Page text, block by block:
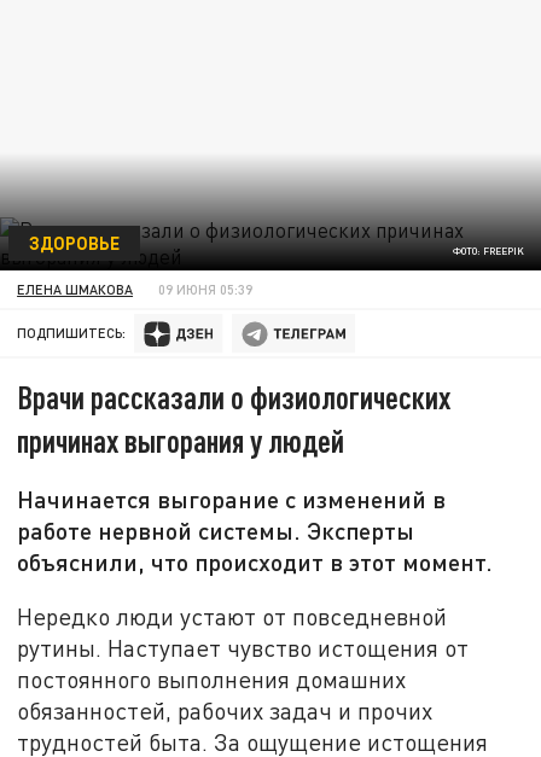
ФОТО: FREEPIK
ЗДОРОВЬЕ
ЕЛЕНА ШМАКОВА 09 ИЮНЯ 05:39
ПОДПИШИТЕСЬ:
Врачи рассказали о физиологических
причинах выгорания у людей
Начинается выгорание с изменений в
работе нервной системы. Эксперты
объяснили, что происходит в этот момент.
Нередко люди устают от повседневной
рутины. Наступает чувство истощения от
постоянного выполнения домашних
обязанностей, рабочих задач и прочих
трудностей быта. За ощущение истощения